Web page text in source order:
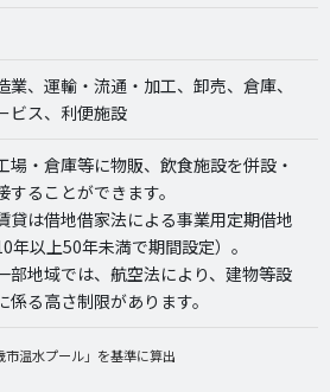
業、運輸・流通・加工、卸売、倉庫、
ビス、利便施設
場・倉庫等に物販、飲食施設を併設・
することができます。
貸は借地借家法による事業用定期借地
10年以上50年未満で期間設定）。
部地域では、航空法により、建物等設
係る高さ制限があります。
温水プール」を基準に算出